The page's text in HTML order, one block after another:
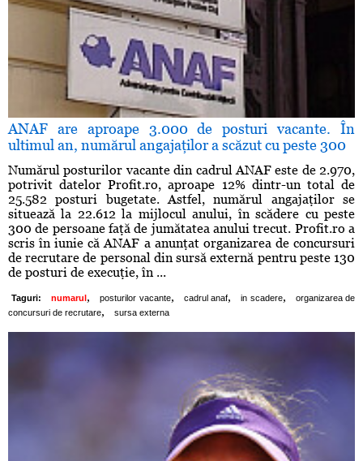
ANAF are aproape 3.000 de posturi vacante. În
ultimul an, numărul angajaţilor a scăzut cu peste 300
Numărul posturilor vacante din cadrul ANAF este de 2.970,
potrivit datelor Profit.ro, aproape 12% dintr-un total de
25.582 posturi bugetate. Astfel, numărul angajaţilor se
situează la 22.612 la mijlocul anului, în scădere cu peste
300 de persoane faţă de jumătatea anului trecut. Profit.ro a
scris în iunie că ANAF a anunţat organizarea de concursuri
de recrutare de personal din sursă externă pentru peste 130
de posturi de execuţie, în ...
Taguri: numarul , posturilor vacante, cadrul anaf, in scadere,
organizarea de
concursuri de recrutare, sursa externa